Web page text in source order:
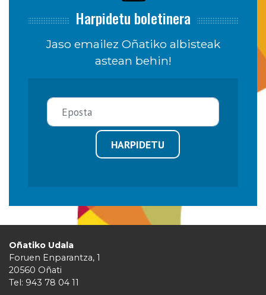
Harpidetu boletinera
Jaso emailez Oñatiko albisteak
astean behin!
HARPIDETU
Oñatiko Udala
Foruen Enparantza, 1
20560 Oñati
Tel: 943 78 04 11